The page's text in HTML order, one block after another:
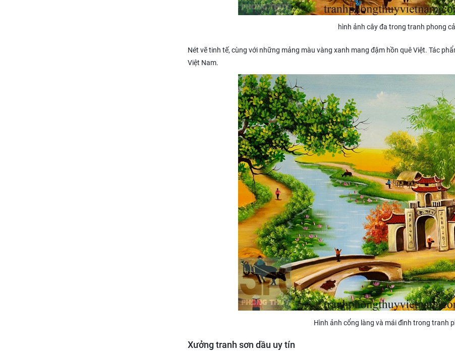
hình ảnh cây đa trong tranh phong
Nét vẽ tinh tế, cùng với những mảng màu vàng xanh mang đậm hồn quê Việt. Tác
Việt Nam.
Hình ảnh cổng làng và mái đình trong tranh
Xưởng tranh sơn dầu uy tín